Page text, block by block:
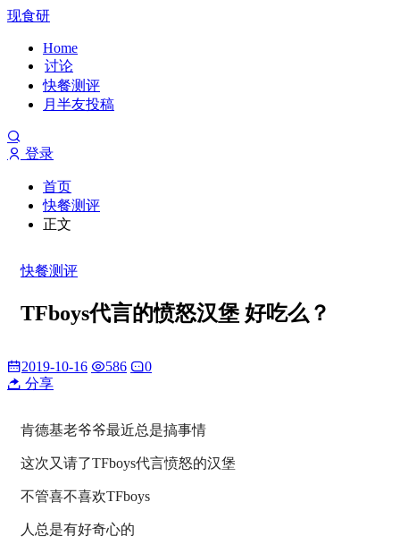
现食研
Home
讨论
快餐测评
月半友投稿
登录
首页
快餐测评
正文
快餐测评
TFboys代言的愤怒汉堡 好吃么？
2019-10-16 586
0
分享
肯德基老爷爷最近总是搞事情
这次又请了TFboys代言愤怒的汉堡
不管喜不喜欢TFboys
人总是有好奇心的